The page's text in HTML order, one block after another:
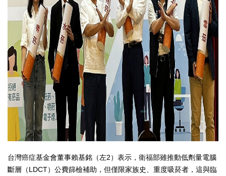
台灣癌症基金會董事賴基銘（左2）表示，衛福部雖推動低劑量電腦
斷層（LDCT）公費篩檢補助，但僅限家族史、重度吸菸者，這與臨